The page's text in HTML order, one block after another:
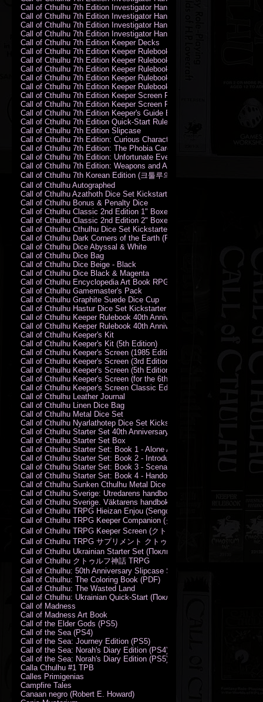
Call of Cthulhu 7th Edition Investigator Handbook Backer Proof (PDF)
Call of Cthulhu 7th Edition Investigator Handbook Hardcover
Call of Cthulhu 7th Edition Investigator Handbook Leatherette
Call of Cthulhu 7th Edition Investigator Handbook Softcover
Call of Cthulhu 7th Edition Keeper Decks
Call of Cthulhu 7th Edition Keeper Rulebook (PDF)
Call of Cthulhu 7th Edition Keeper Rulebook Backer Proof (PDF)
Call of Cthulhu 7th Edition Keeper Rulebook Hardcover
Call of Cthulhu 7th Edition Keeper Rulebook Leatherette
Call of Cthulhu 7th Edition Keeper Rulebook Softcover
Call of Cthulhu 7th Edition Keeper Screen Pack
Call of Cthulhu 7th Edition Keeper Screen Pack (PDF)
Call of Cthulhu 7th Edition Keeper's Guide El Artesano del Rey Edition
Call of Cthulhu 7th Edition Quick-Start Rules (PDF)
Call of Cthulhu 7th Edition Slipcase
Call of Cthulhu 7th Edition: Curious Characters Card Deck
Call of Cthulhu 7th Edition: The Phobia Card Deck
Call of Cthulhu 7th Edition: Unfortunate Events Card Deck
Call of Cthulhu 7th Edition: Weapons and Artifacts Card Deck
Call of Cthulhu 7th Korean Edition (크툴루의 부름: 수호자 룰북)
Call of Cthulhu Autographed
Call of Cthulhu Azathoth Dice Set Kickstarter Edition
Call of Cthulhu Bonus & Penalty Dice
Call of Cthulhu Classic 2nd Edition 1" Boxed Rules Set
Call of Cthulhu Classic 2nd Edition 2" Boxed Rules Set
Call of Cthulhu Cthulhu Dice Set Kickstarter Edition
Call of Cthulhu Dark Corners of the Earth (PC)
Call of Cthulhu Dice Abyssal & White
Call of Cthulhu Dice Bag
Call of Cthulhu Dice Beige - Black
Call of Cthulhu Dice Black & Magenta
Call of Cthulhu Encyclopedia Art Book RPG KA
Call of Cthulhu Gamemaster's Pack
Call of Cthulhu Graphite Suede Dice Cup
Call of Cthulhu Hastur Dice Set Kickstarter Edition
Call of Cthulhu Keeper Rulebook 40th Anniversary Edition
Call of Cthulhu Keeper Rulebook 40th Anniversary Edition (PDF)
Call of Cthulhu Keeper's Kit
Call of Cthulhu Keeper's Kit (5th Edition)
Call of Cthulhu Keeper's Screen (1985 Edition)
Call of Cthulhu Keeper's Screen (3rd Edition)
Call of Cthulhu Keeper's Screen (5th Edition)
Call of Cthulhu Keeper's Screen (for the 6th Edition Rules)
Call of Cthulhu Keeper's Screen Classic Edition
Call of Cthulhu Leather Journal
Call of Cthulhu Linen Dice Bag
Call of Cthulhu Metal Dice Set
Call of Cthulhu Nyarlathotep Dice Set Kickstarter Edition
Call of Cthulhu Starter Set 40th Anniversary Edition
Call of Cthulhu Starter Set Box
Call of Cthulhu Starter Set: Book 1 - Alone Against the Flames
Call of Cthulhu Starter Set: Book 2 - Introductory Rules
Call of Cthulhu Starter Set: Book 3 - Scenarios
Call of Cthulhu Starter Set: Book 4 - Handouts
Call of Cthulhu Sunken Cthulhu Metal Dice Set
Call of Cthulhu Sverige: Utredarens handbok (PDF)
Call of Cthulhu Sverige. Väktarens handbok
Call of Cthulhu TRPG Hieizan Enjou (Sengoku Period)
Call of Cthulhu TRPG Keeper Companion (クトゥルフ神話TRPG キー
Call of Cthulhu TRPG Keeper Screen (クトゥルフ神話TRPG キーパー
Call of Cthulhu TRPG サプリメント クトゥルフ2015
Call of Cthulhu Ukrainian Starter Set (Поклик Ктулху. Базовий набір)
Call of Cthulhu クトゥルフ神話 TRPG
Call of Cthulhu: 50th Anniversary Slipcase Set
Call of Cthulhu: The Coloring Book (PDF)
Call of Cthulhu: The Wasted Land
Call of Cthulhu: Ukrainian Quick-Start (Поклик Ктулху. Швидкий
Call of Madness
Call of Madness Art Book
Call of the Elder Gods (PS5)
Call of the Sea (PS4)
Call of the Sea: Journey Edition (PS5)
Call of the Sea: Norah's Diary Edition (PS4)
Call of the Sea: Norah's Diary Edition (PS5)
Calla Cthulhu #1 TPB
Calles Primigenias
Campfire Tales
Canaan negro (Robert E. Howard)